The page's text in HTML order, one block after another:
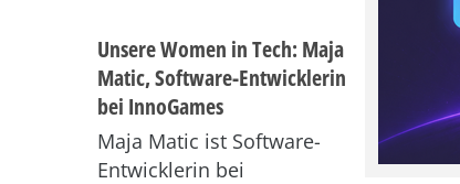
Unsere Women in Tech: Maja
Matic, Software-Entwicklerin
bei InnoGames
Maja Matic ist Software-
Entwicklerin bei